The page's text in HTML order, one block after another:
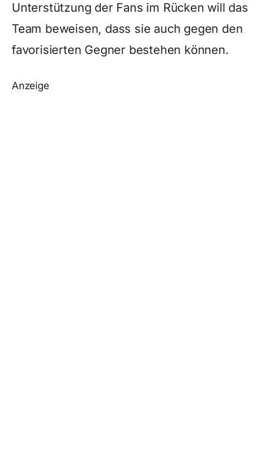
Unterstützung der Fans im Rücken will das
Team beweisen, dass sie auch gegen den
favorisierten Gegner bestehen können.
Anzeige